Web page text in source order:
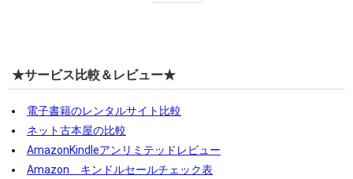
★サービス比較＆レビュー★
電子書籍のレンタルサイト比較
ネット古本屋の比較
AmazonKindleアンリミテッドレビュー
Amazon キンドルセールチェック表